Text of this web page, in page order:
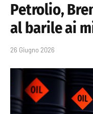
Petrolio,
al barile ai
26 Giugno 2026